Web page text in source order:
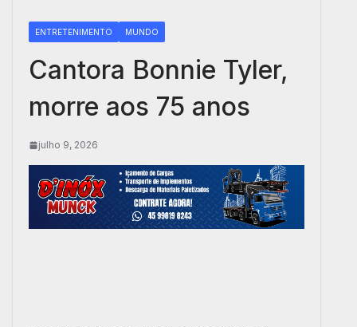
ENTRETENIMENTO MUNDO
Cantora Bonnie Tyler,
morre aos 75 anos
julho 9, 2026